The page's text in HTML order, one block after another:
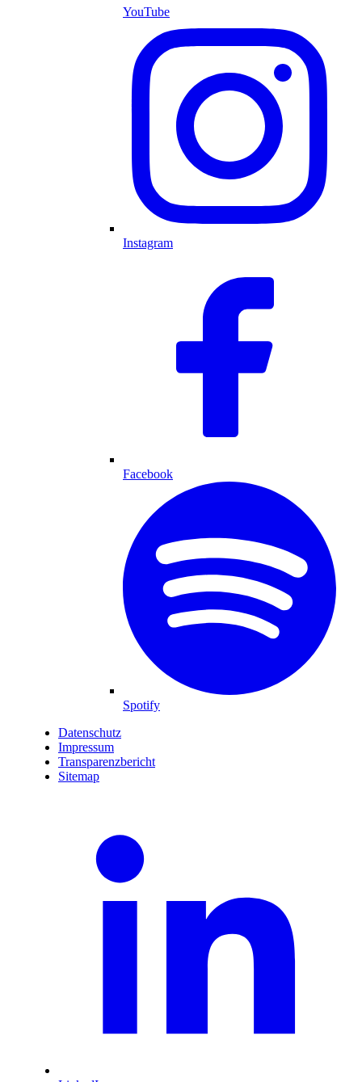
YouTube
Instagram
Facebook
Spotify
Datenschutz
Impressum
Transparenzbericht
Sitemap